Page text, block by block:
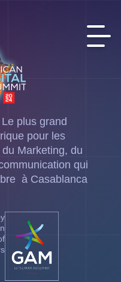
plus grand
pour les
Marketing, du
qui
à Casablanca